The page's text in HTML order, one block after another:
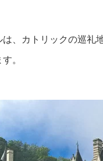
は、カトリックの巡礼
。